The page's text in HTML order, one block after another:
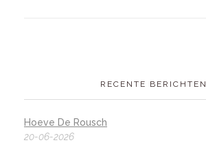
RECENTE BERICHTEN
Hoeve De Rousch
20-06-2026